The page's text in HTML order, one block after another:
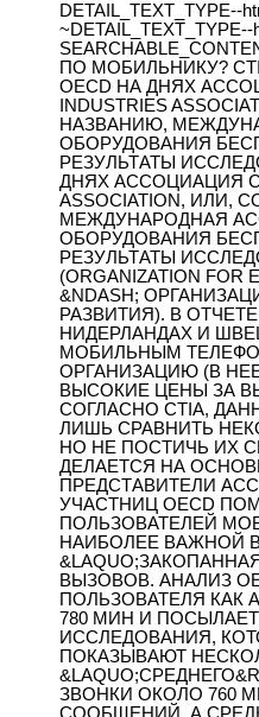
DETAIL_TEXT_TYPE--
~DETAIL_TEXT_TYPE--
ПО МОБИЛЬНИКУ?
OECD НА ДНЯХ
INDUSTRIES
НАЗВАНИЮ,
ОБОРУДОВАНИЯ
РЕЗУЛЬТАТЫ
ДНЯХ АССОЦИАЦИЯ
ASSOCIATION,
МЕЖДУНАРОДНАЯ
ОБОРУДОВАНИЯ
РЕЗУЛЬТАТЫ
(ORGANIZATION FOR
&NDASH;
РАЗВИТИЯ). В
НИДЕРЛАНДАХ И
МОБИЛЬНЫМ
ОРГАНИЗАЦИЮ (В
ВЫСОКИЕ ЦЕНЫ ЗА
СОГЛАСНО CTIA,
ЛИШЬ СРАВНИТЬ
НО НЕ ПОСТИЧЬ ИХ
ДЕЛАЕТСЯ НА
ПРЕДСТАВИТЕЛИ
УЧАСТНИЦ OECD
ПОЛЬЗОВАТЕЛЕЙ
НАИБОЛЕЕ ВАЖНОЙ
ВЫЗОВОВ. АНАЛИЗ
ПОЛЬЗОВАТЕЛЯ КАК
780 МИН И
ИССЛЕДОВАНИЯ,
ПОКАЗЫВАЮТ
ЗВОНКИ ОКОЛО 760